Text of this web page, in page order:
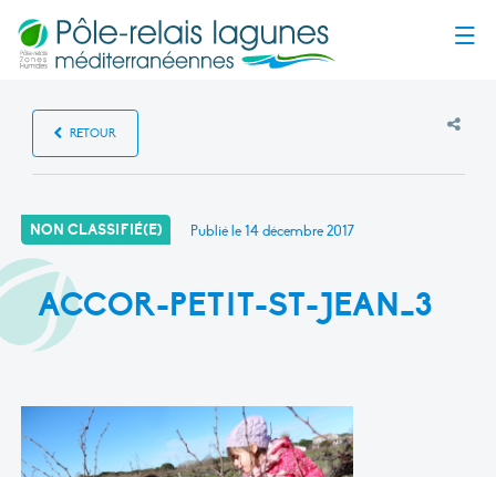
RETOUR
NON CLASSIFIÉ(E) Publié le14 décembre 2017
ACCOR-PETIT-ST-JEAN_3